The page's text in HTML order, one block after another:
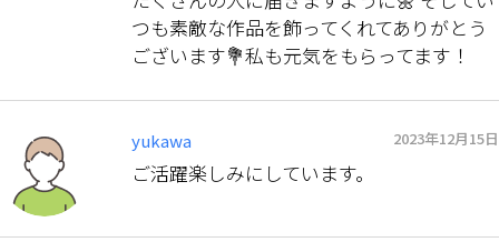
つも素敵な作品を飾ってくれてありがとう
ございます💐私も元気をもらってます！
yukawa 2023年12月15日
ご活躍楽しみにしています。